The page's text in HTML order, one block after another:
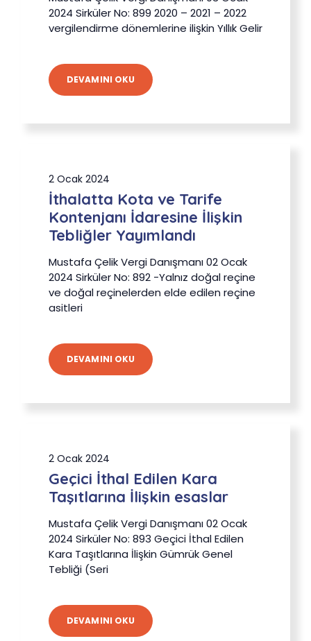
2024 Sirküler No: 899 2020 – 2021 – 2022
vergilendirme dönemlerine ilişkin Yıllık Gelir
DEVAMINI OKU
2 Ocak 2024
İthalatta Kota ve Tarife
Kontenjanı İdaresine İlişkin
Tebliğler Yayımlandı
Mustafa Çelik Vergi Danışmanı 02 Ocak
2024 Sirküler No: 892 -Yalnız doğal reçine
ve doğal reçinelerden elde edilen reçine
asitleri
DEVAMINI OKU
2 Ocak 2024
Geçici İthal Edilen Kara
Taşıtlarına İlişkin esaslar
Mustafa Çelik Vergi Danışmanı 02 Ocak
2024 Sirküler No: 893 Geçici İthal Edilen
Kara Taşıtlarına İlişkin Gümrük Genel
Tebliği (Seri
DEVAMINI OKU